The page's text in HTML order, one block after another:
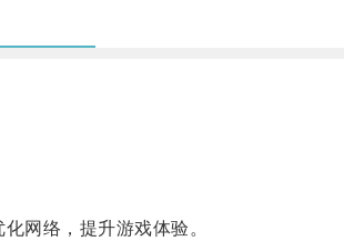
网络，提升游戏体验。